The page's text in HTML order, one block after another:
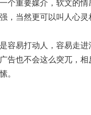
个重要媒介，软文的
，当然更可以叫人心灵
容易打动人，容易走进
告也不会这么突兀，
。